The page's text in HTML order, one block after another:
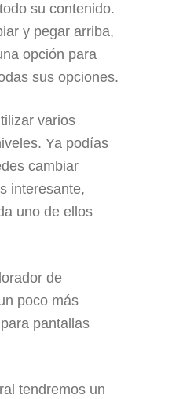
su contenido.
y pegar arriba,
opción para
sus opciones.
varios
Ya podías
cambiar
interesante,
uno de ellos
de
poco más
pantallas
tendremos un